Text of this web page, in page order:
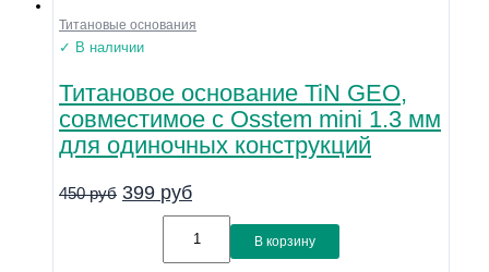
Титановые основания
✓ В наличии
Титановое основание TiN GEO,
совместимое с Osstem mini 1.3 мм
для одиночных конструкций
450руб 399 руб
В корзину